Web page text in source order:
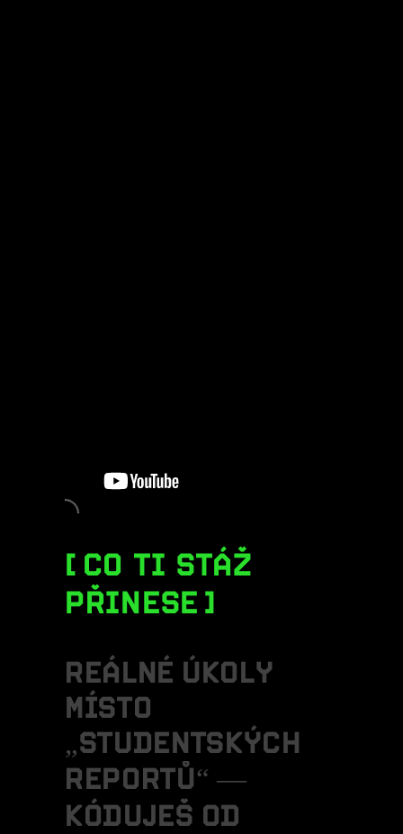
CO TI STÁŽ
PŘINESE
REÁLNÉ ÚKOLY
MÍSTO
„STUDENTSKÝCH
REPORTŮ“ —
KÓDUJEŠ OD